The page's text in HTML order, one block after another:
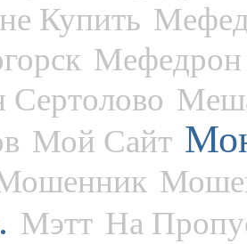
Купить
Мефедрон
Мой Сайт
Мэтт На